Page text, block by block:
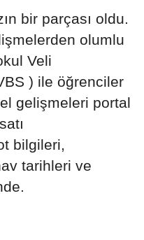
bir parçası oldu.
olumlu
Veli
) ile öğrenciler
gelişmeleri portal
bilgileri,
tarihleri ve